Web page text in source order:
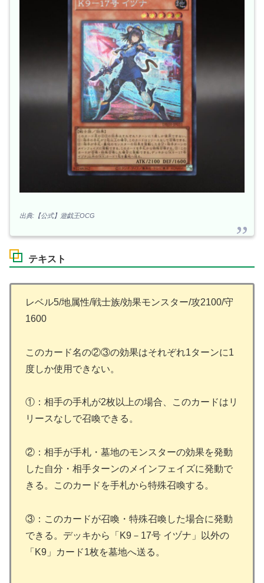
出典:【公式】遊戯王OCG
テキスト
レベル5/地属性/戦士族/効果モンスター/攻2100/守
1600
このカード名の②③の効果はそれぞれ1ターンに1
度しか使用できない。
①：相手の手札が2枚以上の場合、このカードはリ
リースなしで召喚できる。
②：相手が手札・墓地のモンスターの効果を発動
した自分・相手ターンのメインフェイズに発動で
きる。このカードを手札から特殊召喚する。
③：このカードが召喚・特殊召喚した場合に発動
できる。デッキから「K9－17号 イヅナ」以外の
「K9」カード1枚を墓地へ送る。